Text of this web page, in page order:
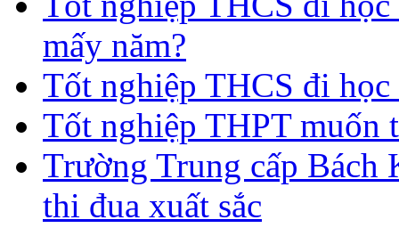
mấy năm?
Tốt nghiệp THCS đi
Tốt nghiệp THPT muốn
Trường Trung cấp Bách
thi đua xuất sắc